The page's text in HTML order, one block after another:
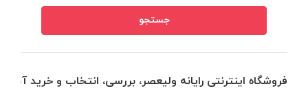
فروشگاه اینترنتی رایانه ولیعصر، بررسی، انتخاب و خرید